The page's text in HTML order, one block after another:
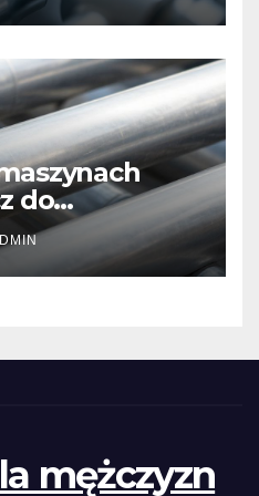
do
i optymalnej
mężczyzn